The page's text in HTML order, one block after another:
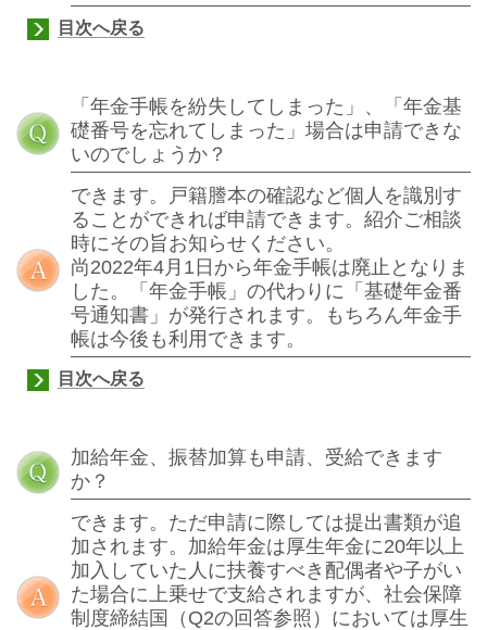
目次へ戻る
「年金手帳を紛失してしまった」、「年金基
礎番号を忘れてしまった」場合は申請できな
いのでしょうか？
できます。戸籍謄本の確認など個人を識別す
ることができれば申請できます。紹介ご相談
時にその旨お知らせください。
尚2022年4月1日から年金手帳は廃止となりま
した。「年金手帳」の代わりに「基礎年金番
号通知書」が発行されます。もちろん年金手
帳は今後も利用できます。
目次へ戻る
加給年金、振替加算も申請、 受給できます
か？
できます。ただ申請に際しては提出書類が追
加されます。加給年金は厚生年金に20年以上
加入していた人に扶養すべき配偶者や子がい
た場合に上乗せで支給されますが、社会保障
制度締結国（ Q2の回答参照）においては厚生